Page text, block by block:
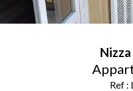
Nizza
Ref :